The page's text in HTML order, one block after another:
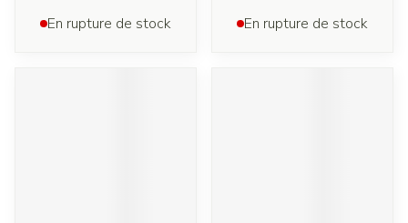
En rupture de stock En rupture de stock